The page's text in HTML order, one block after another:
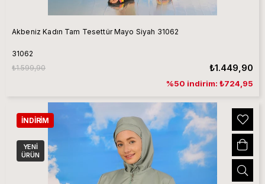
Akbeniz Kadın Tam Tesettür Mayo Siyah 31062
31062
₺1.449,90
₺1.599,90
%50 indirim: ₺724,95
İNDIRIM
YENI
ÜRÜN